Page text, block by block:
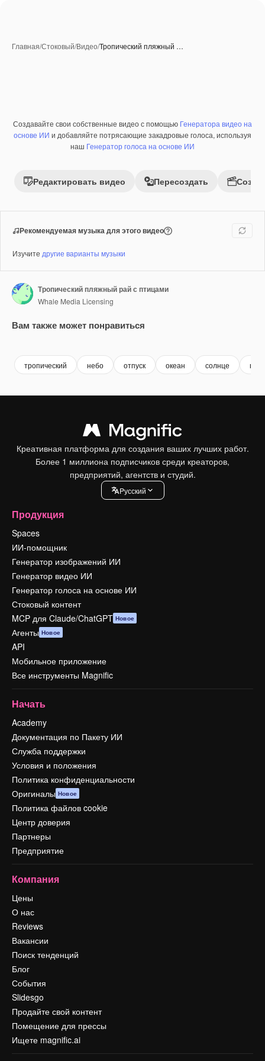
Главная/Стоковый/Видео/Тропический пляжный …
Премиум
Создавайте свои собственные видео с помощью Генератора видео на
основе ИИ и добавляйте потрясающие закадровые голоса, используя
наш Генератор голоса на основе ИИ
Редактировать видео Пересоздать
Рекомендуемая музыка для этого видео
Изучите другие варианты музыки
Тропический пляжный рай с птицами
Whale Media Licensing
Вам также может понравиться
тропический небо отпуск океан солнце
Креативная платформа для создания ваших лучших работ.
Более 1 миллиона подписчиков среди креаторов,
предприятий, агентств и студий.
Pусский
Продукция
Spaces
ИИ-помощник
Генератор изображений ИИ
Генератор видео ИИ
Генератор голоса на основе ИИ
Стоковый контент
MCP для Claude/ChatGPT Новое
Агенты Новое
API
Мобильное приложение
Все инструменты Magnific
Начать
Academy
Документация по Пакету ИИ
Служба поддержки
Условия и положения
Политика конфиденциальности
Оригиналы Новое
Политика файлов cookie
Центр доверия
Партнеры
Предприятие
Компания
Цены
О нас
Reviews
Вакансии
Поиск тенденций
Блог
События
Slidesgo
Продайте свой контент
Помещение для прессы
Ищете magnific.ai